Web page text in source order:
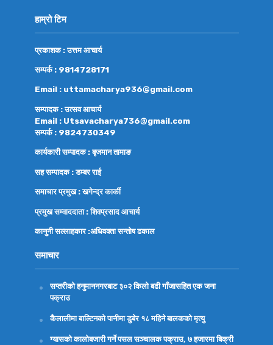
हाम्रो टिम
प्रकाशक : उत्तम आचार्य
सम्पर्क : 9814728171
Email : uttamacharya936@gmail.com
सम्पादक : उत्सव आचार्य
Email : Utsavacharya736@gmail.com
सम्पर्क : 9824730349
कार्यकारी सम्पादक : बृजमान तामाङ
सह सम्पादक : डम्बर राई
समाचार प्रमुख : खगेन्द्र कार्की
प्रमुख सम्वाददाता : शिवप्रसाद आचार्य
कानुनी सल्लाहकार :अधिवक्तासन्तोष ढकाल
समाचार
सप्तरीको हनुमाननगरबाट ३०२ किलो बढी गाँजासहित एक जना
पक्राउ
कैलालीमा बाल्टिनको पानीमा डुबेर १८ महिने बालकको मृत्यु
ग्यासको कालोबजारी गर्ने पसल सञ्चालक पक्राउ, ७ हजारमा बिक्री